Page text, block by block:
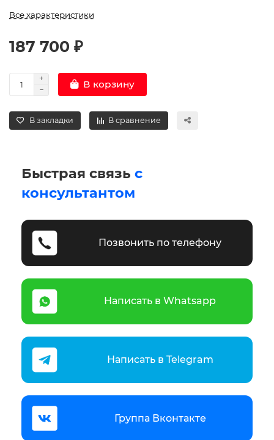
Все характеристики
187 700 ₽
В корзину
В закладки В сравнение
Быстрая связь с
консультантом
Позвонить по телефону
Написать в Whatsapp
Написать в Telegram
Группа Вконтакте